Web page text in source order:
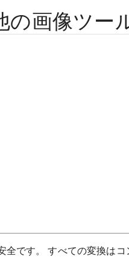
の画像ツー
全です。 すべての変換は